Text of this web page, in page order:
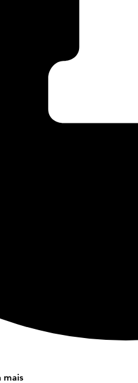
mais